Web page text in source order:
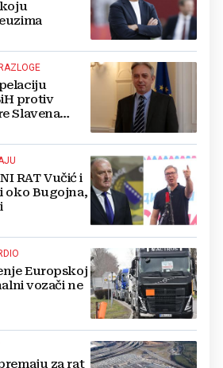
protiv
Slavena
RAT Vučić i
oko Bugojna,
Europskoj
vozači ne
za rat